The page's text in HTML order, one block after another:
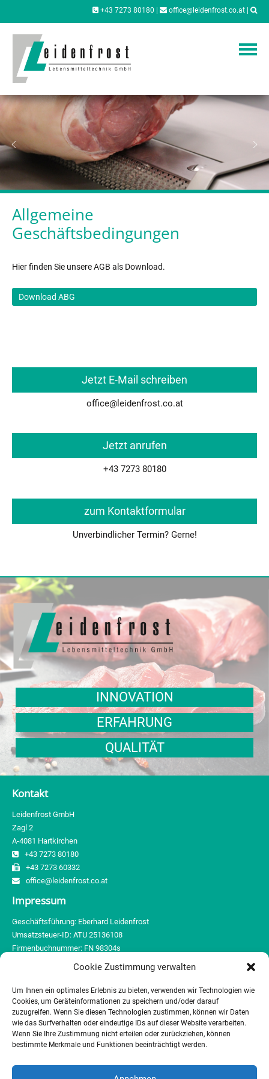
Cookie Zustimmung verwalten
Um Ihnen ein optimales Erlebnis zu bieten, verwenden wir Technologien wie
Cookies, um Geräteinformationen zu speichern und/oder darauf
zuzugreifen. Wenn Sie diesen Technologien zustimmen, können wir Daten
wie das Surfverhalten oder eindeutige IDs auf dieser Website verarbeiten.
Wenn Sie Ihre Zustimmung nicht erteilen oder zurückziehen, können
bestimmte Merkmale und Funktionen beeinträchtigt werden.
+43 7273 80180 office@leidenfrost.co.at
Allgemeine
Geschäftsbedingungen
Hier finden Sie unsere AGB als Download.
Download ABG
Jetzt E-Mail schreiben
office@leidenfrost.co.at
Jetzt anrufen
+43 7273 80180
zum Kontaktformular
Unverbindlicher Termin? Gerne!
INNOVATION
ERFAHRUNG
QUALITÄT
Kontakt
Leidenfrost GmbH
Zagl 2
A-4081 Hartkirchen
+43 7273 80180
+43 7273 60332
office@leidenfrost.co.at
Impressum
Geschäftsführung: Eberhard Leidenfrost
Umsatzsteuer-ID: ATU 25136108
Firmenbuchnummer: FN 98304s
Gerichtsstand: Landesgericht Wels
Behörde gem. ECG (E-Commerce Gesetz): BH Eferding
Sitemap
Unternehmen
Maschinen